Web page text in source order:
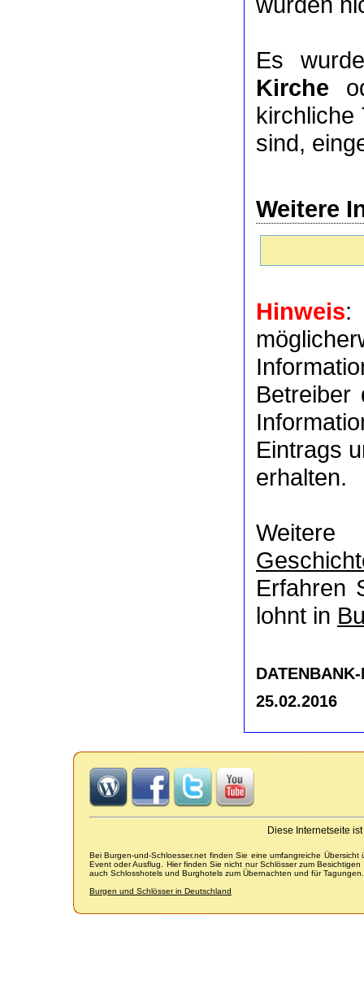
Es
Kirche
kirchliche
sind,
Weitere
Hinweis:
Eintrags
erhalten.
Erfahren
lohnt in
25.02.2016
Diese Internetseite
Bei Burgen-und-Schloesser.net finden Sie eine umfangreiche
Event oder Ausflug. Hier finden Sie nicht nur Schlösser zum
auch Schlosshotels und Burghotels zum Übernachten und für Tagungen.
Burgen und Schlösser in Deutschland